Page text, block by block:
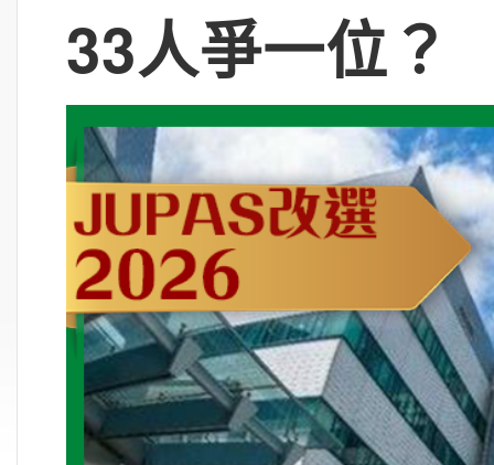
33人爭一位？